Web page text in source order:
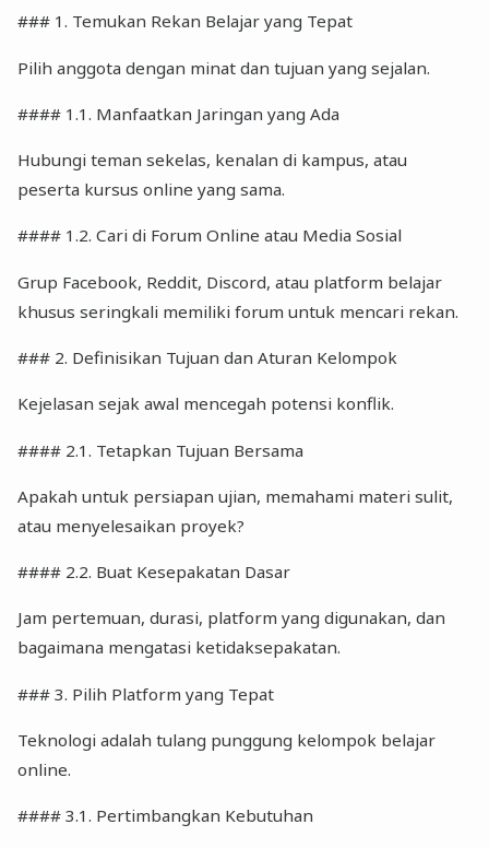
### 1. Temukan Rekan Belajar yang Tepat
Pilih anggota dengan minat dan tujuan yang sejalan.
#### 1.1. Manfaatkan Jaringan yang Ada
Hubungi teman sekelas, kenalan di kampus, atau
peserta kursus online yang sama.
#### 1.2. Cari di Forum Online atau Media Sosial
Grup Facebook, Reddit, Discord, atau platform belajar
khusus seringkali memiliki forum untuk mencari rekan.
### 2. Definisikan Tujuan dan Aturan Kelompok
Kejelasan sejak awal mencegah potensi konflik.
#### 2.1. Tetapkan Tujuan Bersama
Apakah untuk persiapan ujian, memahami materi sulit,
atau menyelesaikan proyek?
#### 2.2. Buat Kesepakatan Dasar
Jam pertemuan, durasi, platform yang digunakan, dan
bagaimana mengatasi ketidaksepakatan.
### 3. Pilih Platform yang Tepat
Teknologi adalah tulang punggung kelompok belajar
online.
#### 3.1. Pertimbangkan Kebutuhan